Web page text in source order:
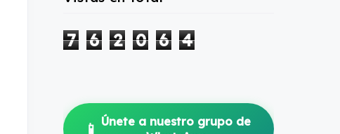
7 6 2 0 6 4
📱 Únete a nuestro grupo de